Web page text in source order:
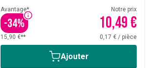
Avantage*
-34%
Notre prix
10,49 €
15,90 €** 0,17 € / pièce
Ajouter